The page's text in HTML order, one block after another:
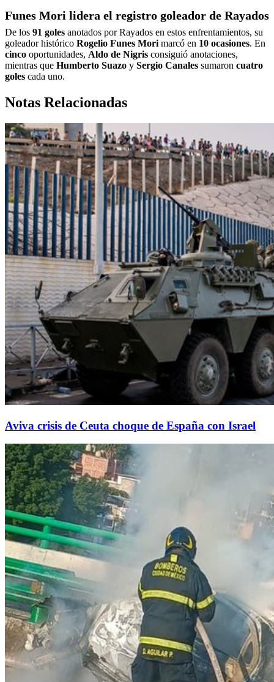
Funes Mori lidera el registro goleador de Rayados
De los 91 goles anotados por Rayados en estos enfrentamientos, su
goleador histórico Rogelio Funes Mori marcó en 10 ocasiones. En
cinco oportunidades, Aldo de Nigris consiguió anotaciones,
mientras que Humberto Suazo y Sergio Canales sumaron cuatro
goles cada uno.
Notas Relacionadas
Aviva crisis de Ceuta choque de España con Israel